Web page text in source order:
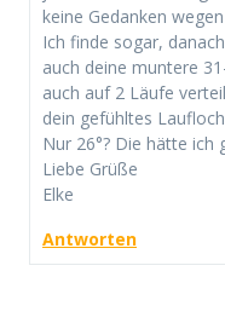
keine Gedanken
Ich finde sogar,
auch deine muntere
auch auf 2 Läufe
dein gefühltes
Nur 26°? Die hätte
Liebe Grüße
Elke
Antworten